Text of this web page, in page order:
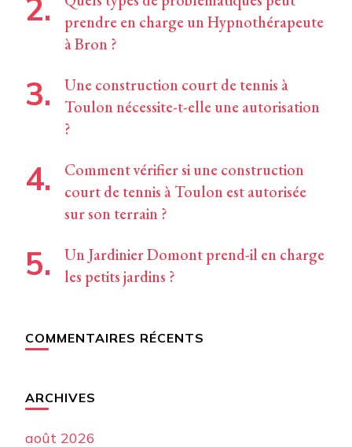
prendre en charge un Hypnothérapeute
à Bron ?
Une construction court de tennis à
Toulon nécessite-t-elle une autorisation
?
Comment vérifier si une construction
court de tennis à Toulon est autorisée
sur son terrain ?
Un Jardinier Domont prend-il en charge
les petits jardins ?
COMMENTAIRES RÉCENTS
ARCHIVES
août 2026